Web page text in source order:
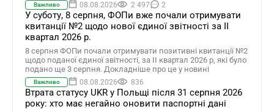
Важливо 08.08.2026 2 497 2
У суботу, 8 серпня, ФОПи вже почали отримувати
квитанції №2 щодо нової єдиної звітності за ІІ
квартал 2026 р.
8 серпня ФОПи почали отримувати позитивні квитанції №2
щодо поданої єдиної звітності, за ІІ квартал 2026 р, які було
подано ще 3 серпня. Докладніше про це у новині
Важливо 08.08.2026 836
Втрата статусу UKR у Польщі після 31 серпня 2026
року: хто має негайно оновити паспортні дані